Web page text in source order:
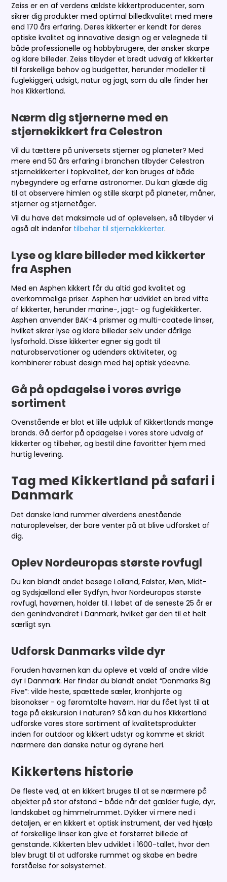
Zeiss er en af verdens ældste kikkertproducenter, som
sikrer dig produkter med optimal billedkvalitet med mere
end 170 års erfaring. Deres kikkerter er kendt for deres
optiske kvalitet og innovative design og er velegnede til
både professionelle og hobbybrugere, der ønsker skarpe
og klare billeder. Zeiss tilbyder et bredt udvalg af kikkerter
til forskellige behov og budgetter, herunder modeller til
fuglekiggeri, udsigt, natur og jagt, som du alle finder her
hos Kikkertland.
Nærm dig stjernerne med en
stjernekikkert fra Celestron
Vil du tættere på universets stjerner og planeter? Med
mere end 50 års erfaring i branchen tilbyder Celestron
stjernekikkerter i topkvalitet, der kan bruges af både
nybegyndere og erfarne astronomer. Du kan glæde dig
til at observere himlen og stille skarpt på planeter, måner,
stjerner og stjernetåger.
Vil du have det maksimale ud af oplevelsen, så tilbyder vi
også alt indenfor tilbehør til stjernekikkerter.
Lyse og klare billeder med kikkerter
fra Asphen
Med en Asphen kikkert får du altid god kvalitet og
overkommelige priser. Asphen har udviklet en bred vifte
af kikkerter, herunder marine-, jagt- og fuglekikkerter.
Asphen anvender BAK-4 prismer og multi-coatede linser,
hvilket sikrer lyse og klare billeder selv under dårlige
lysforhold. Disse kikkerter egner sig godt til
naturobservationer og udendørs aktiviteter, og
kombinerer robust design med høj optisk ydeevne.
Gå på opdagelse i vores øvrige
sortiment
Ovenstående er blot et lille udpluk af Kikkertlands mange
brands. Gå derfor på opdagelse i vores store udvalg af
kikkerter og tilbehør, og bestil dine favoritter hjem med
hurtig levering.
Tag med Kikkertland på safari i
Danmark
Det danske land rummer alverdens enestående
naturoplevelser, der bare venter på at blive udforsket af
dig.
Oplev Nordeuropas største rovfugl
Du kan blandt andet besøge Lolland, Falster, Møn, Midt-
og Sydsjælland eller Sydfyn, hvor Nordeuropas største
rovfugl, havørnen, holder til. I løbet af de seneste 25 år er
den genindvandret i Danmark, hvilket gør den til et helt
særligt syn.
Udforsk Danmarks vilde dyr
Foruden havørnen kan du opleve et væld af andre vilde
dyr i Danmark. Her finder du blandt andet “Danmarks Big
Five”: vilde heste, spættede sæler, kronhjorte og
bisonokser - og føromtalte havørn. Har du fået lyst til at
tage på ekskursion i naturen? Så kan du hos Kikkertland
udforske vores store sortiment af kvalitetsprodukter
inden for outdoor og kikkert udstyr og komme et skridt
nærmere den danske natur og dyrene heri.
Kikkertens historie
De fleste ved, at en kikkert bruges til at se nærmere på
objekter på stor afstand - både når det gælder fugle, dyr,
landskabet og himmelrummet. Dykker vi mere ned i
detaljen, er en kikkert et optisk instrument, der ved hjælp
af forskellige linser kan give et forstørret billede af
genstande. Kikkerten blev udviklet i 1600-tallet, hvor den
blev brugt til at udforske rummet og skabe en bedre
forståelse for solsystemet.